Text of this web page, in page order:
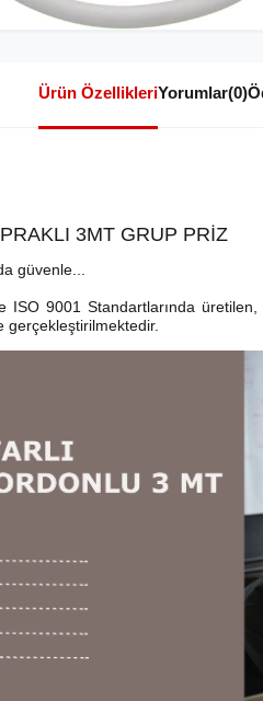
Ürün ÖzellikleriYorumlar(0)
3MT GRUP PRİZ
güvenle...
ISO 9001 Standartlarında
gerçekleştirilmektedir.